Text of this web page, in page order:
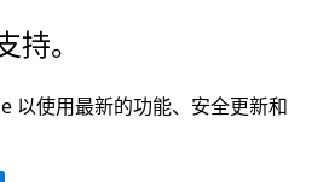
。
以使用最新的功能、安全更新和